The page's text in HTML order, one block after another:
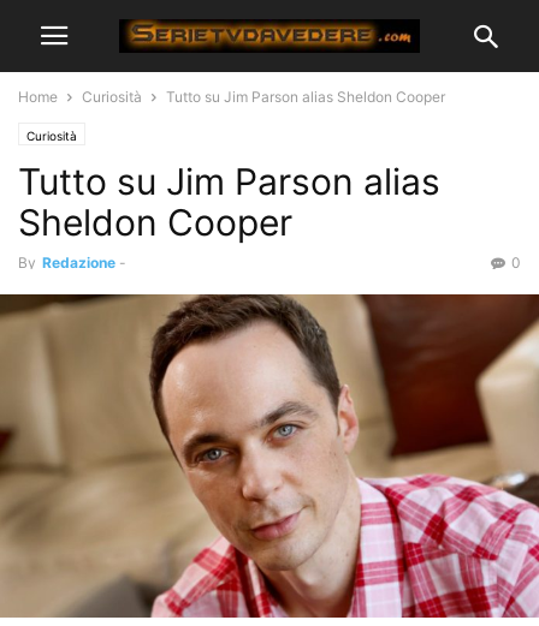
Home Curiosità Tutto su Jim Parson alias Sheldon Cooper
Curiosità
Tutto su Jim Parson alias
Sheldon Cooper
By Redazione - 0